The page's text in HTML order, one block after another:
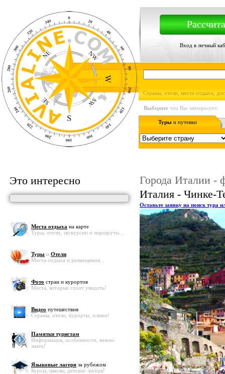
Вход в личный
Страны, отели, места отдыха,
Выберите что Вас интересует:
Туры и путевки
Это интересно
Места отдыха на карте
Туры, отели, экскурсии и маршруты ...
Туры и Отели
Места отдыха и размещения...
Фото стран и курортов
Места, которые стоит увидеть!
Видео путешествия
Страны, отели, курорты, пляжи!
Памятки туристам
Информация, особенности, важно
знать!
Языковые лагеря за рубежом
Курсы, школы, детские лагеря!
Города Италии -
Италия - Чинке-
Оставьте заявку на поиск тура